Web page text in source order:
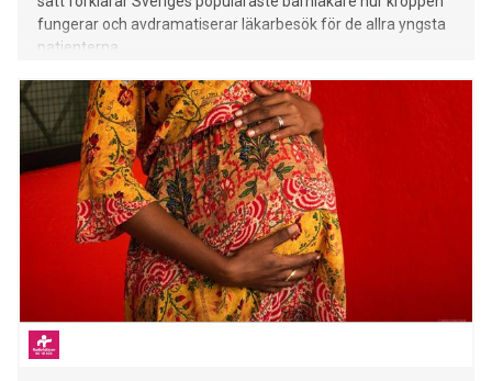
fungerar och avdramatiserar läkarbesök för de allra yngsta
patienterna.